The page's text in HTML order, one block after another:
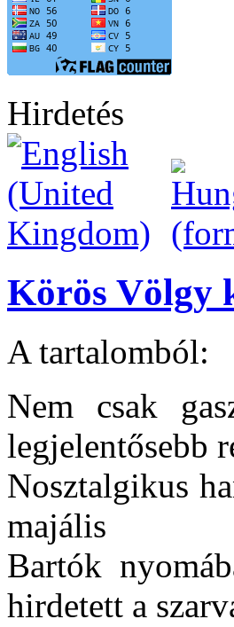
Hirdetés
Körös Völgy
A tartalomból:
Nem csak
legjelentősebb
Nosztalgikus
majális
Bartók
hirdetett a